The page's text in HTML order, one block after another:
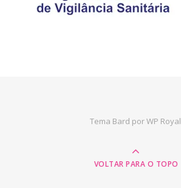
Tema Bard porWP Royal
VOLTAR PARA O TOPO